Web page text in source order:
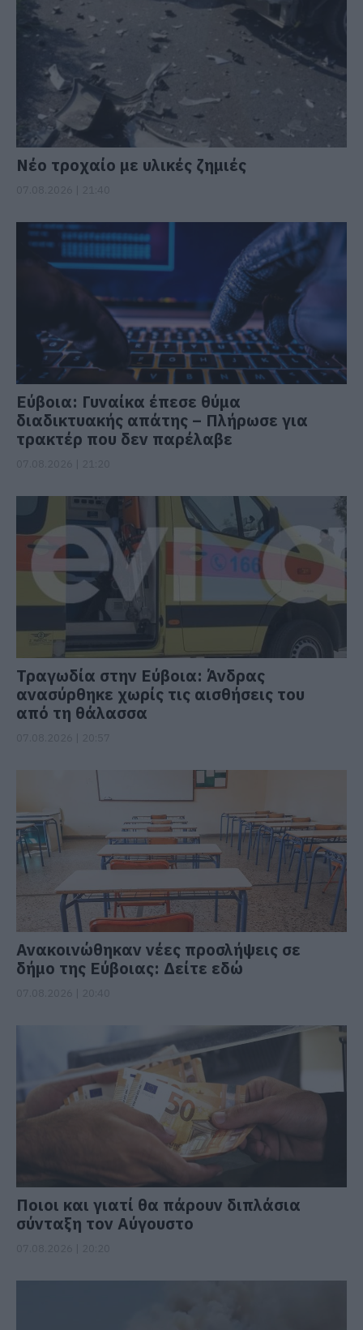
Νέο τροχαίο με υλικές ζημιές
Εύβοια: Γυναίκα έπεσε θύμα
διαδικτυακής απάτης – Πλήρωσε για
τρακτέρ που δεν παρέλαβε
Τραγωδία στην Εύβοια: Άνδρας
ανασύρθηκε χωρίς τις αισθήσεις του
από τη θάλασσα
Ανακοινώθηκαν νέες προσλήψεις σε
δήμο της Εύβοιας: Δείτε εδώ
Ποιοι και γιατί θα πάρουν διπλάσια
σύνταξη τον Αύγουστο